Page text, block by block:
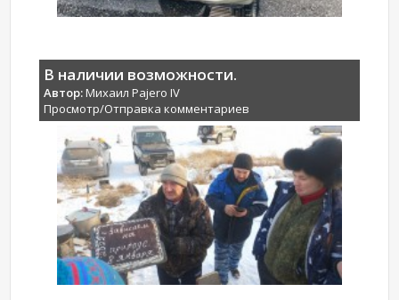
В наличии возможности.
Автор:Михаил Pajero IV
Просмотр/Отправка комментариев